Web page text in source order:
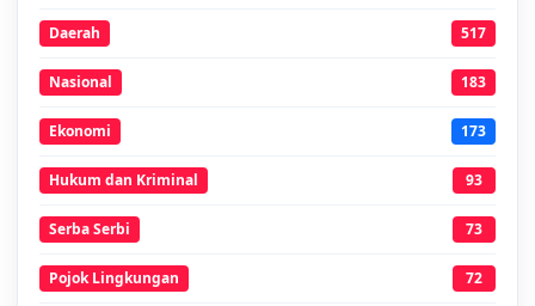
Daerah 517
Nasional 183
Ekonomi 173
Hukum dan Kriminal 93
Serba Serbi 73
Pojok Lingkungan 72